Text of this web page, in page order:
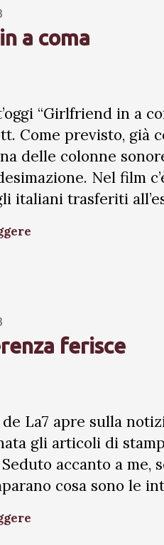
a coma
“Girlfriend in a
Come previsto, già
delle colonne
Nel film
italiani trasferiti
ferisce
La7 apre sulla
gli articoli di
accanto a me,
cosa sono le